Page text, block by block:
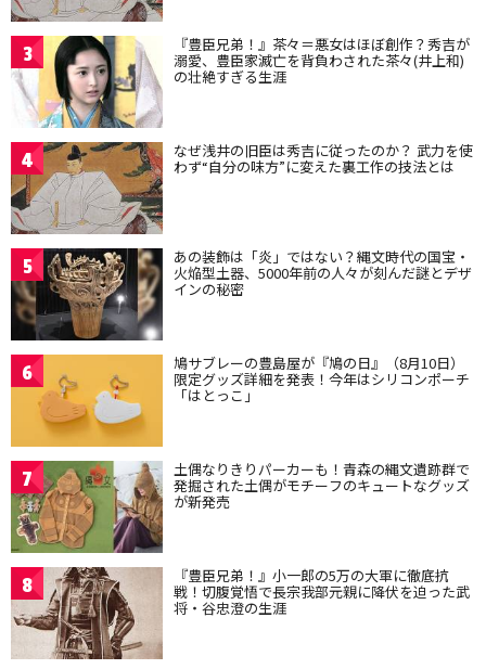
3 『豊臣兄弟！』茶々＝悪女はほぼ創作？秀吉が
溺愛、豊臣家滅亡を背負わされた茶々(井上和)
の壮絶すぎる生涯
4 なぜ浅井の旧臣は秀吉に従ったのか？ 武力を使
わず“自分の味方”に変えた裏工作の技法とは
5 あの装飾は「炎」ではない？縄文時代の国宝・
火焔型土器、5000年前の人々が刻んだ謎とデザ
インの秘密
6 鳩サブレーの豊島屋が『鳩の日』（8月10日）
限定グッズ詳細を発表！今年はシリコンポーチ
「はとっこ」
7 土偶なりきりパーカーも！青森の縄文遺跡群で
発掘された土偶がモチーフのキュートなグッズ
が新発売
8 『豊臣兄弟！』小一郎の5万の大軍に徹底抗
戦！切腹覚悟で長宗我部元親に降伏を迫った武
将・谷忠澄の生涯